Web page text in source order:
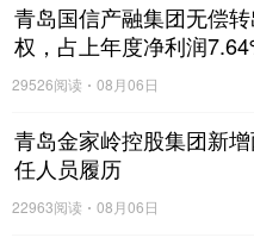
青岛国信产融集团无偿
权，占上年度净利润
29526阅读 08月06日
青岛金家岭控股集团新
任人员履历
22963阅读 08月06日